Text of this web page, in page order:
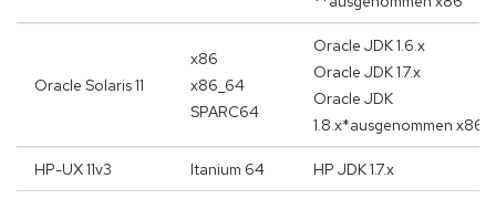
Oracle Solaris 11
x86
x86_64
SPARC64
Oracle JDK 1.6.x
Oracle JDK 1.7.x
Oracle JDK
1.8.x*ausgenommen x86
HP-UX 11v3 Itanium 64 HP JDK 1.7.x